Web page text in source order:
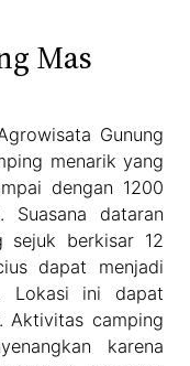
Mas
Gunung
menarik yang
dengan 1200
dataran
sejuk berkisar 12
dapat menjadi
Lokasi ini dapat
Aktivitas camping
karena